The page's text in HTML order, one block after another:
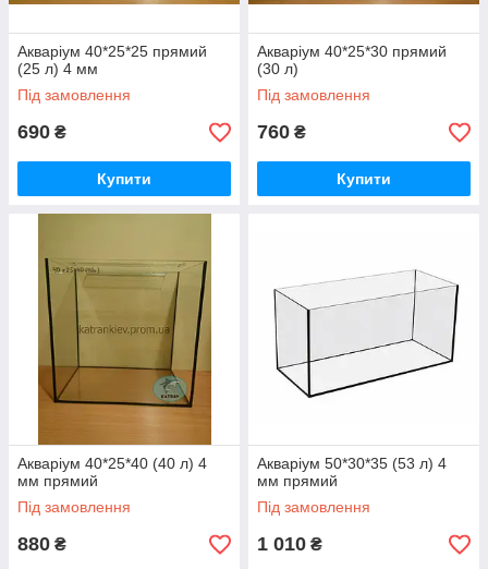
Акваріум 40*25*25 прямий
(25 л) 4 мм
Під замовлення
690 ₴
Купити
Акваріум 40*25*30 прямий
(30 л)
Під замовлення
760 ₴
Купити
Акваріум 40*25*40 (40 л) 4
мм прямий
Під замовлення
880 ₴
Акваріум 50*30*35 (53 л) 4
мм прямий
Під замовлення
1 010 ₴